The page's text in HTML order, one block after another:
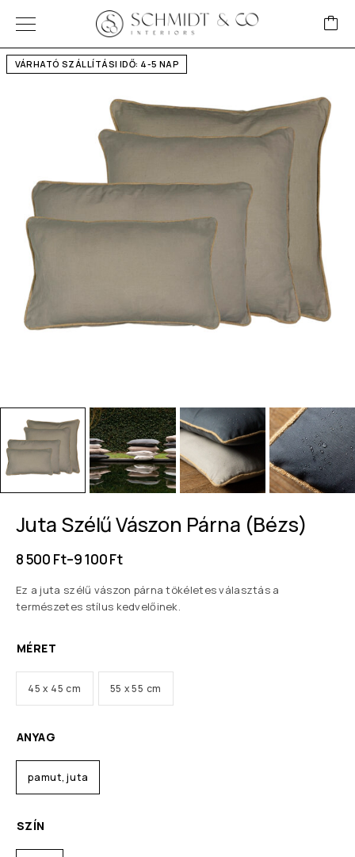
VÁRHATÓ SZÁLLÍTÁSI IDŐ: 4-5 NAP
Juta Szélű Vászon Párna (Bézs)
8 500 Ft–9 100Ft
Ez a juta szélű vászon párna tökéletes választás a
természetes stílus kedvelőinek.
MÉRET
45 x 45 cm 55 x 55 cm
ANYAG
pamut, juta
SZÍN